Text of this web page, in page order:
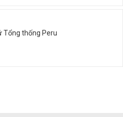
Tổng thống Peru